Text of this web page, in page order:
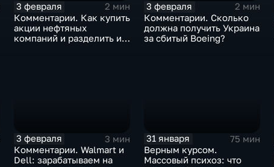
3 февраля
2 мин
Комментарии. Как купить
акции нефтяных
компаний и разделить их
3 февраля
2 мин
Комментарии. Сколько
должна получить Украина
за сбитый Boeing?
3 февраля
3 мин
Комментарии. Walmart и
Dell: зарабатываем на
31 января
75 мин
Верным курсом.
Массовый психоз: что